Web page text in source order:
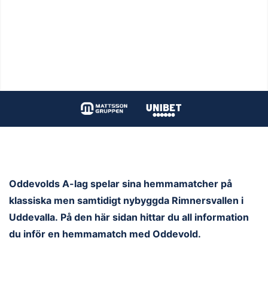
Oddevolds A-lag spelar sina hemmamatcher på
klassiska men samtidigt nybyggda Rimnersvallen i
Uddevalla. På den här sidan hittar du all information
du inför en hemmamatch med Oddevold.